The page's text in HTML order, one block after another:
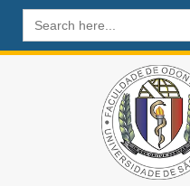
Search
for: